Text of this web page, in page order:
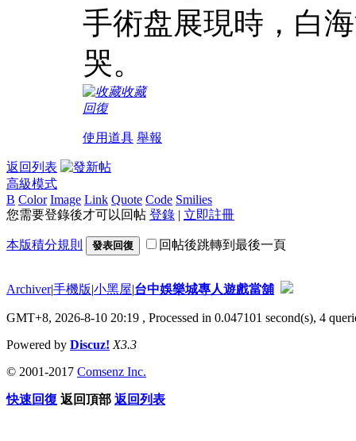
手術盘展現時，白
哭。
收藏
回復
使用道具 舉報
返回列表
高級模式
B Color Image Link Quote Code Smilies
您需要登錄後才可以回帖 登錄 | 立即註冊
本版積分規則 發表回復 回帖後跳轉到最後一頁
Archiver|手機版|小黑屋|台中娛樂城專人遊戲當舖
GMT+8, 2026-8-10 20:19 , Processed in 0.047101 second(s), 4
Powered by Discuz! X3.3
© 2001-2017 Comsenz Inc.
快速回復 返回頂部 返回列表